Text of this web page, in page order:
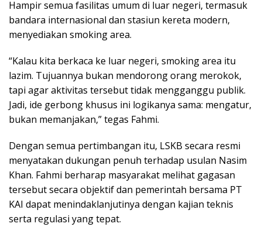
Hampir semua fasilitas umum di luar negeri, termasuk
bandara internasional dan stasiun kereta modern,
menyediakan smoking area.
“Kalau kita berkaca ke luar negeri, smoking area itu
lazim. Tujuannya bukan mendorong orang merokok,
tapi agar aktivitas tersebut tidak mengganggu publik.
Jadi, ide gerbong khusus ini logikanya sama: mengatur,
bukan memanjakan,” tegas Fahmi.
Dengan semua pertimbangan itu, LSKB secara resmi
menyatakan dukungan penuh terhadap usulan Nasim
Khan. Fahmi berharap masyarakat melihat gagasan
tersebut secara objektif dan pemerintah bersama PT
KAI dapat menindaklanjutinya dengan kajian teknis
serta regulasi yang tepat.